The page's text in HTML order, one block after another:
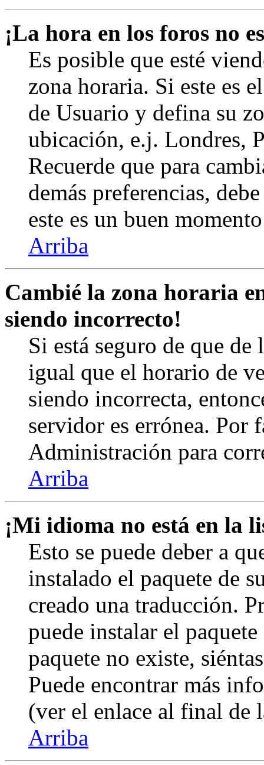
¡La hora en los foros no
Es posible que esté
zona horaria. Si este es
de Usuario y defina su
ubicación, e.j. Londres,
Recuerde que para
demás preferencias,
este es un buen
Arriba
Cambié la zona horaria
siendo incorrecto!
Si está seguro de que
igual que el horario de
siendo incorrecta,
servidor es errónea. Por
Administración para
Arriba
¡Mi idioma no está en la
Esto se puede deber a
instalado el paquete de
creado una traducción.
puede instalar el
paquete no existe,
Puede encontrar más
(ver el enlace al final de
Arriba